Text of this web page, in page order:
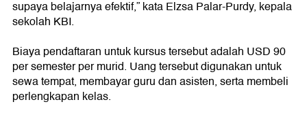
supaya belajarnya efektif,” kata Elzsa Palar-Purdy, kepala
sekolah KBI.
Biaya pendaftaran untuk kursus tersebut adalah USD 90
per semester per murid. Uang tersebut digunakan untuk
sewa tempat, membayar guru dan asisten, serta membeli
perlengkapan kelas.